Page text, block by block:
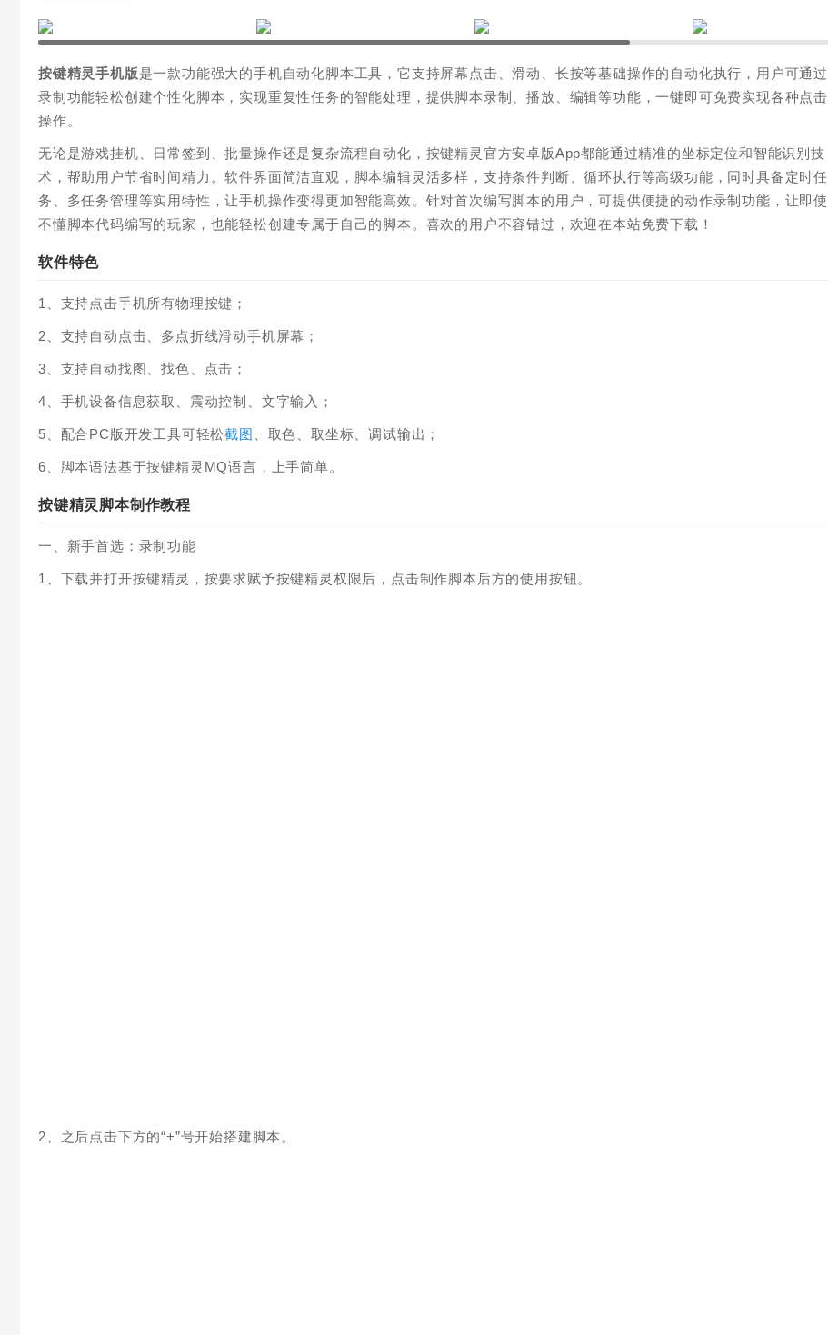
按键精灵手机版是一款功能强大的手机自动化脚本工具，它支持屏幕点击、滑动、长按等基础操作的自动化执行，用户可通过
录制功能轻松创建个性化脚本，实现重复性任务的智能处理，提供脚本录制、播放、编辑等功能，一键即可免费实现各种点击
操作。
无论是游戏挂机、日常签到、批量操作还是复杂流程自动化，按键精灵官方安卓版App都能通过精准的坐标定位和智能识别技
术，帮助用户节省时间精力。软件界面简洁直观，脚本编辑灵活多样，支持条件判断、循环执行等高级功能，同时具备定时任
务、多任务管理等实用特性，让手机操作变得更加智能高效。针对首次编写脚本的用户，可提供便捷的动作录制功能，让即使
不懂脚本代码编写的玩家，也能轻松创建专属于自己的脚本。喜欢的用户不容错过，欢迎在本站免费下载！
软件特色
1、支持点击手机所有物理按键；
2、支持自动点击、多点折线滑动手机屏幕；
3、支持自动找图、找色、点击；
4、手机设备信息获取、震动控制、文字输入；
5、配合PC版开发工具可轻松截图 、取色、取坐标、调试输出；
6、脚本语法基于按键精灵MQ语言，上手简单。
按键精灵脚本制作教程
一、新手首选：录制功能
1、下载并打开按键精灵，按要求赋予按键精灵权限后，点击制作脚本后方的使用按钮。
2、之后点击下方的“+”号开始搭建脚本。